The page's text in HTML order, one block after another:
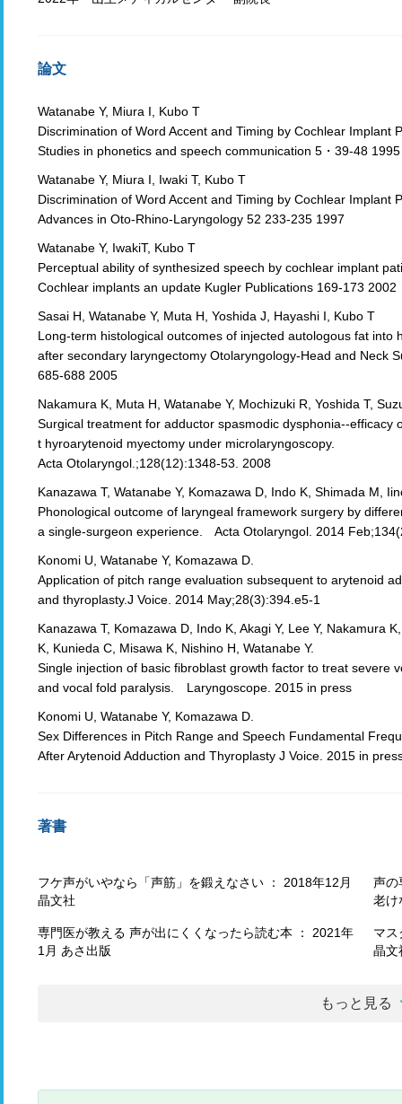
論文
Watanabe Y, Miura I, Kubo T
Discrimination of Word Accent and Timing by Cochlear Implant
Studies in phonetics and speech communication 5・39-48 1995
Watanabe Y, Miura I, Iwaki T, Kubo T
Discrimination of Word Accent and Timing by Cochlear Implant
Advances in Oto-Rhino-Laryngology 52 233-235 1997
Watanabe Y, IwakiT, Kubo T
Perceptual ability of synthesized speech by cochlear implant
Cochlear implants an update Kugler Publications 169-173 2002
Sasai H, Watanabe Y, Muta H, Yoshida J, Hayashi I, Kubo T
Long-term histological outcomes of injected autologous fat into
after secondary laryngectomy Otolaryngology-Head and Neck
685-688 2005
Nakamura K, Muta H, Watanabe Y, Mochizuki R, Yoshida T,
Surgical treatment for adductor spasmodic dysphonia--efficacy
t hyroarytenoid myectomy under microlaryngoscopy.
Acta Otolaryngol.;128(12):1348-53. 2008
Kanazawa T, Watanabe Y, Komazawa D, Indo K, Shimada M,
Phonological outcome of laryngeal framework surgery by
a single-surgeon experience. Acta Otolaryngol. 2014
Konomi U, Watanabe Y, Komazawa D.
Application of pitch range evaluation subsequent to arytenoid
and thyroplasty.J Voice. 2014 May;28(3):394.e5-1
Kanazawa T, Komazawa D, Indo K, Akagi Y, Lee Y, Nakamura
K, Kunieda C, Misawa K, Nishino H, Watanabe Y.
Single injection of basic fibroblast growth factor to treat severe
and vocal fold paralysis. Laryngoscope. 2015 in press
Konomi U, Watanabe Y, Komazawa D.
Sex Differences in Pitch Range and Speech Fundamental
After Arytenoid Adduction and Thyroplasty J Voice. 2015 in
著書
フケ声がいやなら「声筋」を鍛えなさい ： 2018年12月
晶文社
声の
老け
専門医が教える 声が出にくくなったら読む本 ： 2021年
1月 あさ出版
マス
晶文
もっと見る